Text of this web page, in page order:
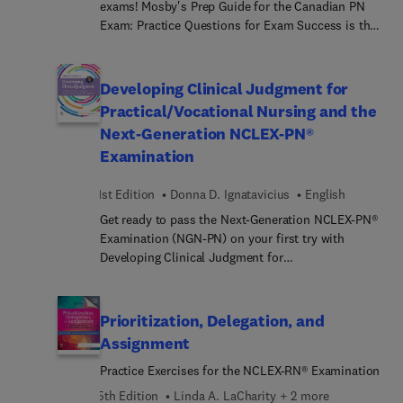
Angela Silvestri, this book is part of the popular
Saunders Pyramid to Success, which has helped
exams! Mosby's Prep Guide for the Canadian PN
Exam: Practice Questions for Exam Success is the
examination. Between the book and its
accompanying website, this resource includes
1,000 practice questions along with a detailed
rationale for each answer; it also provides valuable
test-taking tips and strategies. From Canadian
Katsademas, this self-study guide has everything
you need to be completely ready for your PN
exam.
Developing Clinical Judgment for
Practical/Vocational Nursing and the
Next-Generation NCLEX-PN®
Examination
1st Edition Donna D. Ignatavicius
English
Get ready to pass the Next-Generation NCLEX-PN®
Examination (NGN-PN) on your first try with
Developing Clinical Judgment for
renowned nursing education expert Donna D.
Ignatavicius and a team of expert item writers, this
practical workbook focuses on developing the
clinical reasoning skills you need to succeed on
the NGN-PN and in clinical practice. This
Prioritization, Delegation, and
Assignment
Practice Exercises for the NCLEX-RN® Examination
5th Edition
Linda A. LaCharity + 2 more